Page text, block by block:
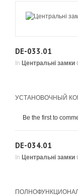
DE-033.01
In Центральні замки
УСТАНОВОЧНЫЙ
Be the first to
DE-034.01
In Центральні замки